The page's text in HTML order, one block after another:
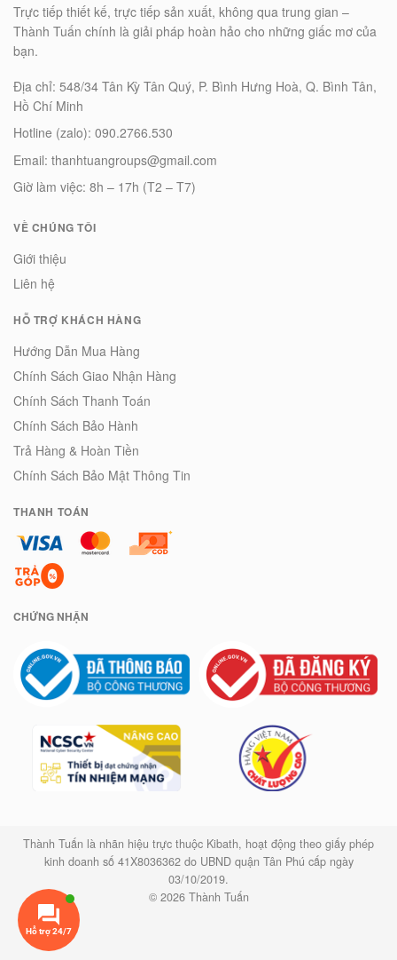
Trực tiếp thiết kế, trực tiếp sản xuất, không qua trung gian –
Thành Tuấn chính là giải pháp hoàn hảo cho những giấc mơ của
bạn.
Địa chỉ: 548/34 Tân Kỳ Tân Quý, P. Bình Hưng Hoà, Q. Bình Tân,
Hồ Chí Minh
Hotline (zalo): 090.2766.530
Email: thanhtuangroups@gmail.com
Giờ làm việc: 8h – 17h (T2 – T7)
VỀ CHÚNG TÔI
Giới thiệu
Liên hệ
HỖ TRỢ KHÁCH HÀNG
Hướng Dẫn Mua Hàng
Chính Sách Giao Nhận Hàng
Chính Sách Thanh Toán
Chính Sách Bảo Hành
Trả Hàng & Hoàn Tiền
Chính Sách Bảo Mật Thông Tin
THANH TOÁN
CHỨNG NHẬN
Thành Tuấn là nhãn hiệu trực thuộc Kibath, hoạt động theo giấy phép
kinh doanh số 41X8036362 do UBND quận Tân Phú cấp ngày
03/10/2019.
© 2026 Thành Tuấn
Hỗ trợ 24/7